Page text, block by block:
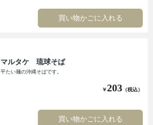
買い物かごに入れる
マルタケ 琉球そば
平たい麺の沖縄そばです。
￥203 （税込）
買い物かごに入れる